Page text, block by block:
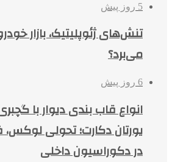
5 روز پیش
تنش‌های ژئوپلیتیک، بازار
می‌برد؟
6 روز پیش
انواع قاب بندی دیوار با
یورتان دکارت؛ تحولی
در دکوراسیون داخلی